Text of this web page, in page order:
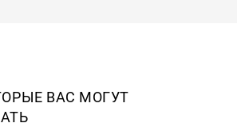
ВАС МОГУТ